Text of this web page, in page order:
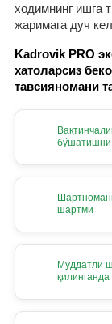
ходимнинг ишга
жаримага дуч
Kadrovik PRO
хатоларсиз
тавсияномани
шартми
Муддатли
қилинганда